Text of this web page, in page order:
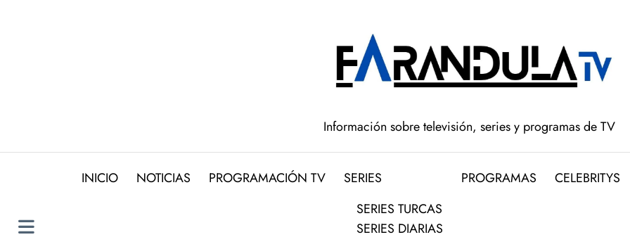
Información sobre televisión, series y programas de TV
INICIO NOTICIAS PROGRAMACIÓN TV
SERIES
SERIES TURCAS
SERIES DIARIAS
PROGRAMAS CELEBRITYS